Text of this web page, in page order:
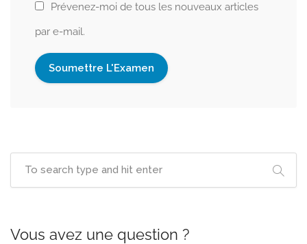
Prévenez-moi de tous les nouveaux articles
par e-mail.
Vous avez une question ?